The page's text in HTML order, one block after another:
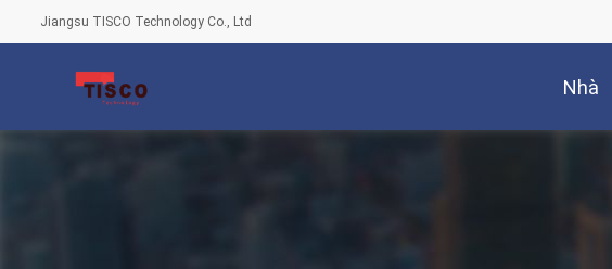
Jiangsu TISCO Technology Co., Ltd
Nhà